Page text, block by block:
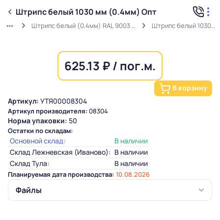
Штрипс белый 1030 мм (0.4мм) Опт
Штрипс белый (0,4мм) RAL 9003 ГОСТ в защитной пленке Штрипс белый 1030 мм (0.4мм) Опт
625.13 ₽ / пог.м.
В корзину
Артикул: УТЯ00008304
Артикул производителя: 08304
Норма упаковки: 50
Остатки по складам:
Основной склад:
В наличии
Склад Лежневская (Иваново): В наличии
Склад Тула:
В наличии
Планируемая дата производства: 10.08.2026
Файлы